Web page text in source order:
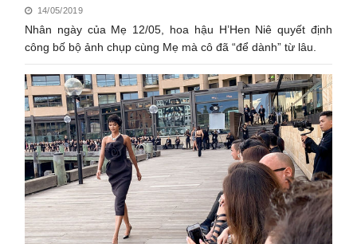
14/05/2019
Nhân ngày của Mẹ 12/05, hoa hậu H’Hen Niê quyết định
công bố bộ ảnh chụp cùng Mẹ mà cô đã “để dành” từ lâu.